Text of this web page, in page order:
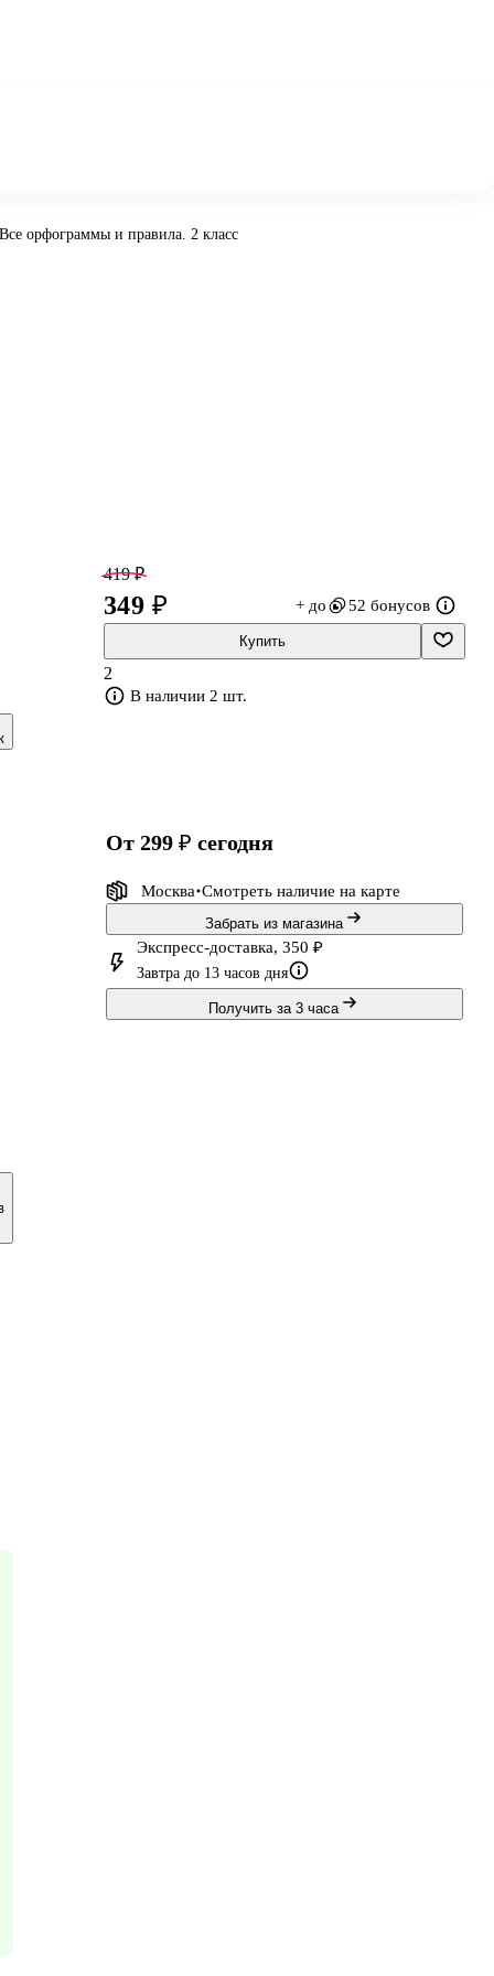
орфограммы и правила. 2 класс
419 ₽
349 ₽ + до 52 бонусов
Купить
2
В наличии 2 шт.
от 299 ₽ сегодня
Москва Смотреть наличие на карте
Забрать из магазина
Экспресс-доставка, 350 ₽
Завтра до 13 часов дня
Получить за 3 часа